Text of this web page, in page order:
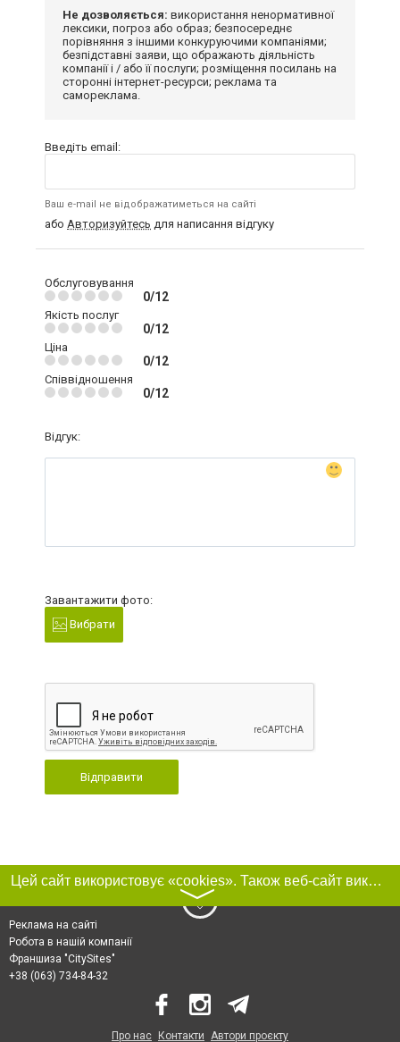
Не дозволяється: використання ненормативної
лексики, погроз або образ; безпосереднє
порівняння з іншими конкуруючими компаніями;
безпідставні заяви, що ображають діяльність
компанії і / або її послуги; розміщення посилань на
сторонні інтернет-ресурси; реклама та
самореклама.
Введіть email:
Ваш e-mail не відображатиметься на сайті
або Авторизуйтесь для написання відгуку
Обслуговування
0/12
Якість послуг
0/12
Ціна
0/12
Співвідношення
0/12
Відгук:
Завантажити фото:
Вибрати
Відправити
Цей сайт використовує «cookies». Також веб-сайт використовує інтернет-сервіс для збору технічних даних стосовно відвідувачів з метою отримання маркетингової та статистичної інформації. Умови обробки даних відвідувачів сайту див.
〉
Реклама на сайті
Робота в нашій компанії
Франшиза "CitySites"
+38 (063) 734-84-32
Про нас Контакти Автори проєкту